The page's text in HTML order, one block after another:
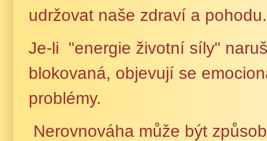
udržovat naše zdraví a pohodu.
Je-li "energie životní síly"
blokovaná, objevují se
problémy.
Nerovnováha může být